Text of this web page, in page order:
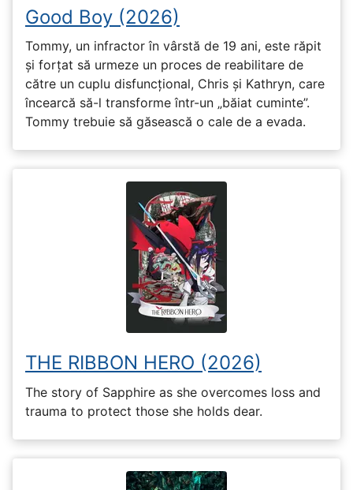
Good Boy (2026)
Tommy, un infractor în vârstă de 19 ani, este răpit
și forțat să urmeze un proces de reabilitare de
către un cuplu disfuncțional, Chris și Kathryn, care
încearcă să-l transforme într-un „băiat cuminte”.
Tommy trebuie să găsească o cale de a evada.
THE RIBBON HERO (2026)
The story of Sapphire as she overcomes loss and
trauma to protect those she holds dear.